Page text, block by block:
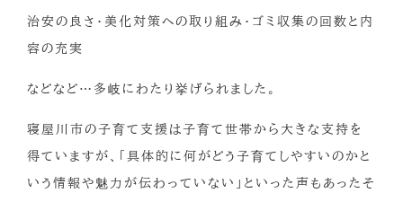
治安の良さ・美化対策への取り組み・ゴミ収集の回数と内
容の充実
などなど…多岐にわたり挙げられました。
寝屋川市の子育て支援は子育て世帯から大きな支持を
得ていますが、「具体的に何がどう子育てしやすいのかと
いう情報や魅力が伝わっていない」といった声もあったそ